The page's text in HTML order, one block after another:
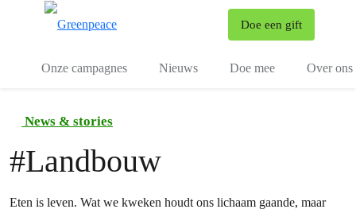
Doe een gift
Onze campagnes Nieuws Doe mee Over ons
News & stories
#Landbouw
Eten is leven. Wat we kweken houdt ons lichaam gaande, maar